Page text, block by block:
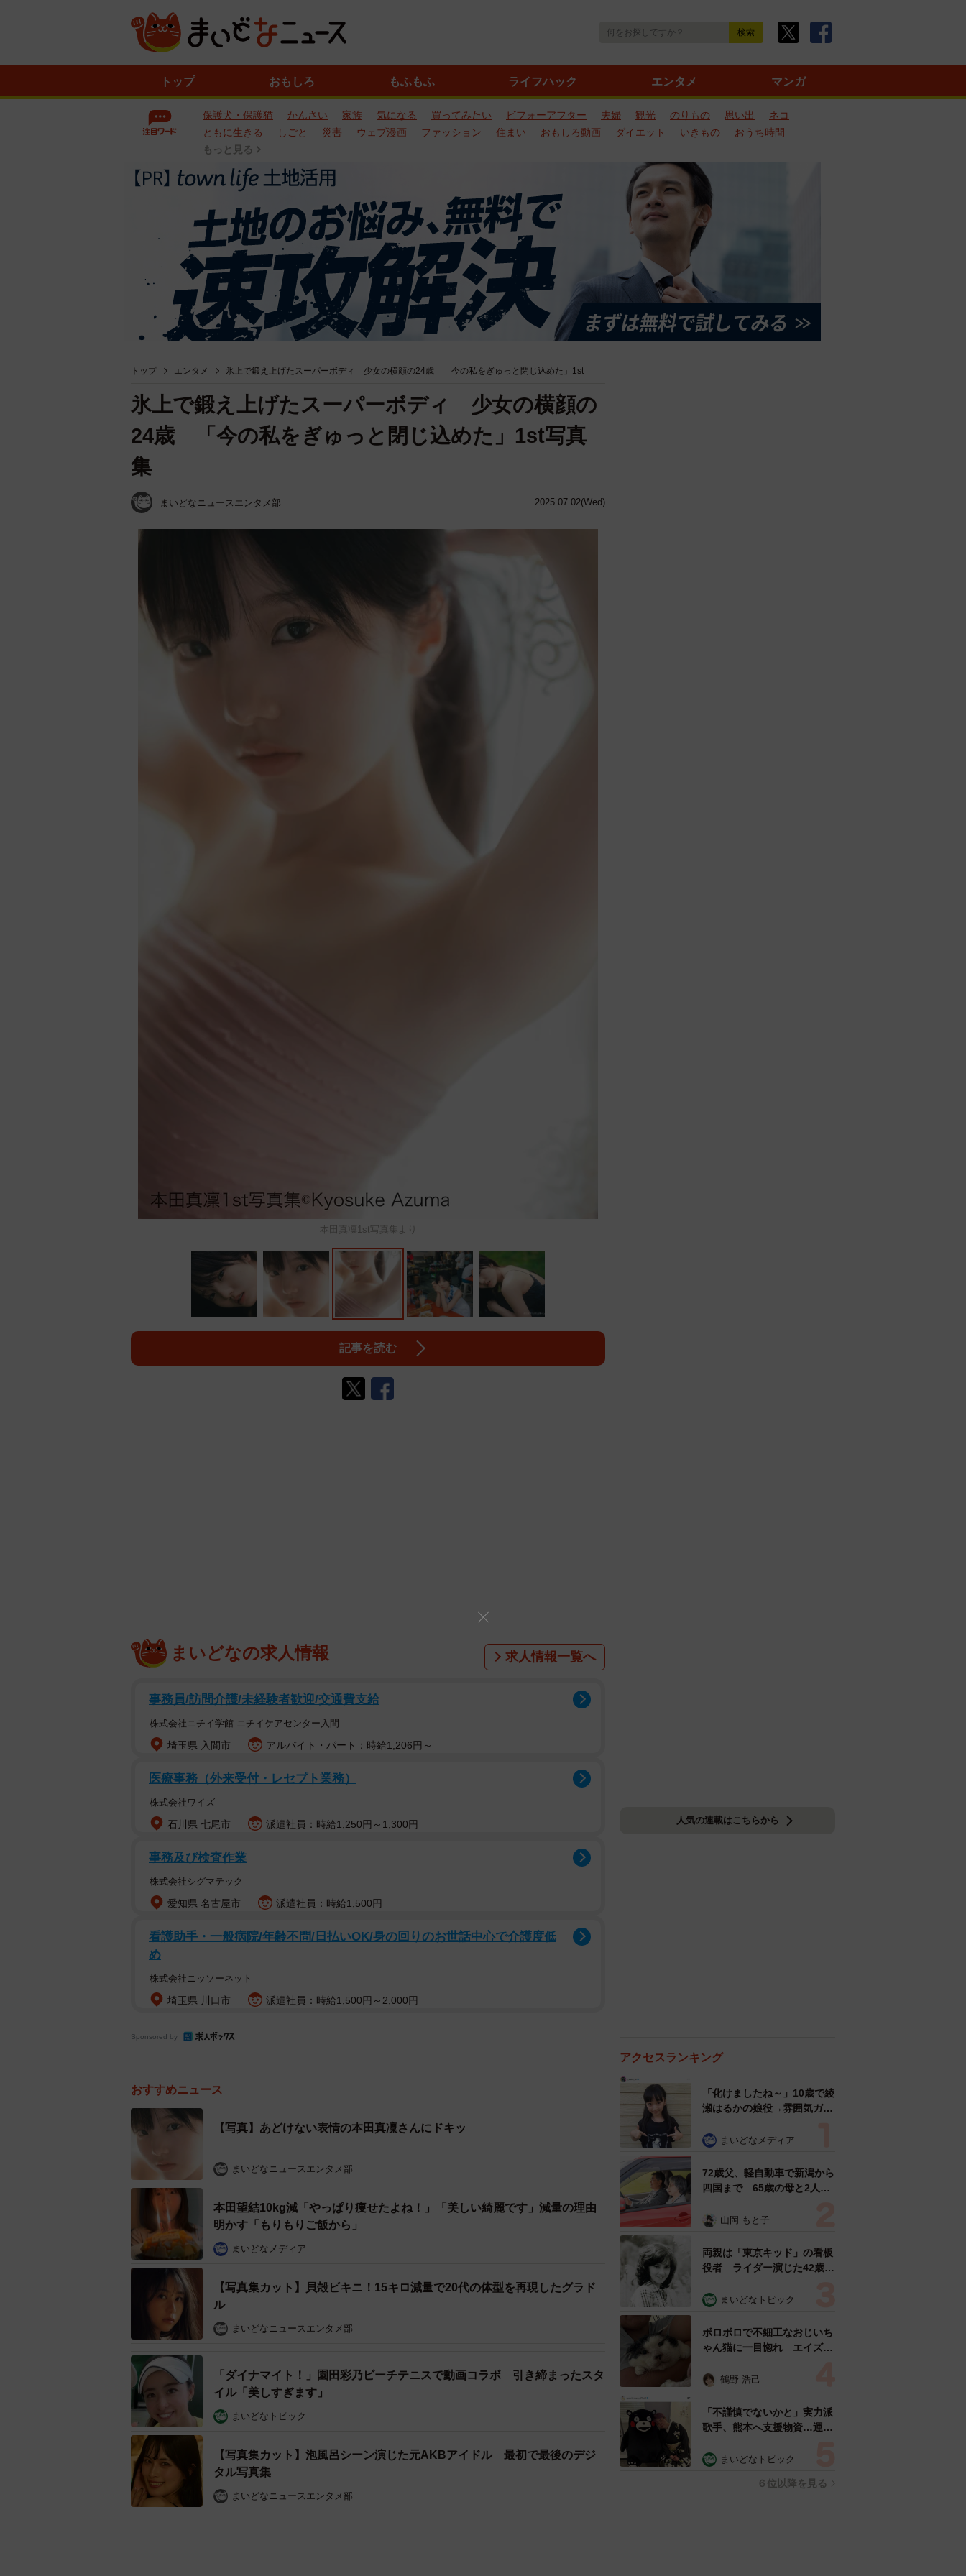
トップ おもしろ もふもふ ライフハック エンタメ マンガ
保護犬・保護猫 かんさい 家族 気になる 買ってみたい ビフォーアフター 夫婦 観光 のりもの 思い出
ネコ
ともに生きる
しごと 災害 ウェブ漫画 ファッション 住まい おもしろ動画 ダイエット いきもの
おうち時間
もっと見る
トップ エンタメ 氷上で鍛え上げたスーパーボディ 少女の横顔の24歳 「今の私をぎゅっと閉じ込めた」1st
2025.07.02(Wed)
氷上で鍛え上げたスーパーボディ 少女の横顔の
24歳 「今の私をぎゅっと閉じ込めた」1st写真
集
まいどなニュースエンタメ部
本田真凜1st写真集より
記事を読む
まいどなの求人情報 求人情報一覧へ
事務員/訪問介護/未経験者歓迎/交通費支給
株式会社ニチイ学館 ニチイケアセンター入間
埼玉県 入間市 アルバイト・パート：時給1,206円～
医療事務（外来受付・レセプト業務）
株式会社ワイズ
石川県 七尾市 派遣社員：時給1,250円～1,300円
事務及び検査作業
株式会社シグマテック
愛知県 名古屋市 派遣社員：時給1,500円
看護助手・一般病院/年齢不問/日払いOK/身の回りのお世話中心で介護度低
め
株式会社ニッソーネット
埼玉県 川口市 派遣社員：時給1,500円～2,000円
Sponsored by
おすすめニュース
【写真】あどけない表情の本田真凜さんにドキッ
まいどなニュースエンタメ部
本田望結10kg減「やっぱり痩せたよね！」「美しい綺麗です」減量の理由
明かす「もりもりご飯から」
まいどなメディア
【写真集カット】貝殻ビキニ！15キロ減量で20代の体型を再現したグラド
ル
まいどなニュースエンタメ部
「ダイナマイト！」園田彩乃ビーチテニスで動画コラボ 引き締まったスタ
イル「美しすぎます」
まいどなトピック
【写真集カット】泡風呂シーン演じた元AKBアイドル 最初で最後のデジ
タル写真集
まいどなニュースエンタメ部
人気の連載はこちらから
アクセスランキング
「化けましたね～」10歳で綾
瀬はるかの娘役→雰囲気ガラ
雰囲気が」「宝塚に入れそ
まいどなメディア
72歳父、軽自動車で新潟から
四国まで 65歳の母と2人で
憩まで分刻み… 「大学生で
山岡 もと子
両親は「東京キッド」の看板
役者 ライダー演じた42歳元
ングフォト」計画を明言
む」
まいどなトピック
ボロボロで不細工なおじいち
ゃん猫に一目惚れ エイズだ
暮らすと「おじ猫」だって可
鶴野 浩己
「不謹慎でないかと」実力派
歌手、熊本へ支援物資…運搬
めらい 「痛いほど伝わる」
まいどなトピック
６位以降を見る